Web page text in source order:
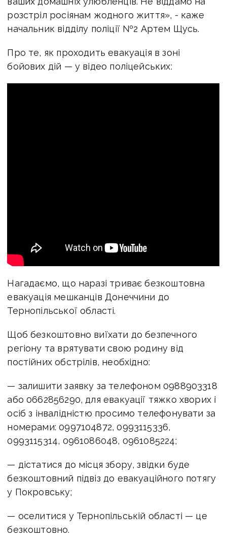
розстріл росіянам жодного життя», - каже
начальник відділу поліції №2 Артем Щусь.
Про те, як проходить евакуація в зоні
бойових дій — у відео поліцейських:
Нагадаємо, що наразі триває безкоштовна
евакуація мешканців Донеччини до
Тернопільської області.
Щоб безкоштовно виїхати до безпечного
регіону та врятувати свою родину від
постійних обстрілів, необхідно:
— залишити заявку за телефоном 0988903318
або 0662856290, для евакуації тяжко хворих і
осіб з інвалідністю просимо телефонувати за
номерами: 0997104872, 0993115336,
0993115314, 0961086048, 0961085224;
— дістатися до місця збору, звідки буде
безкоштовний підвіз до евакуаційного потягу
у Покровську;
— оселитися у Тернопільській області — це
безкоштовно.